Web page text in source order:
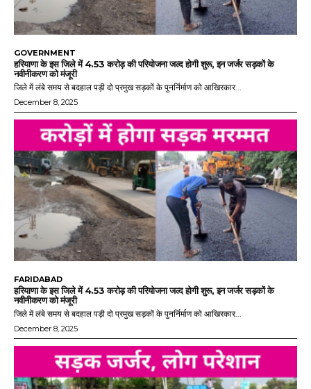
GOVERNMENT
हरियाणा के इस जिले में 4.53 करोड़ की परियोजना जल्द होगी शुरू, इन जर्जर सड़कों के
नवीनीकरण को मंजूरी
जिले में लंबे समय से बदहाल पड़ी दो प्रमुख सड़कों के पुनर्निर्माण को आखिरकार...
December 8, 2025
FARIDABAD
हरियाणा के इस जिले में 4.53 करोड़ की परियोजना जल्द होगी शुरू, इन जर्जर सड़कों के
नवीनीकरण को मंजूरी
जिले में लंबे समय से बदहाल पड़ी दो प्रमुख सड़कों के पुनर्निर्माण को आखिरकार...
December 8, 2025